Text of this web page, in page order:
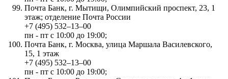
Почта Банк, г. Мытищи, Олимпийский проспект, 23, 1
этаж; отделение Почта России
+7 (495) 532‒13‒00
пн - пт с 10:00 до 19:00;
Почта Банк, г. Москва, улица Маршала Василевского,
15, 1 этаж
+7 (495) 532‒13‒00
пн - пт с 10:00 до 19:00;